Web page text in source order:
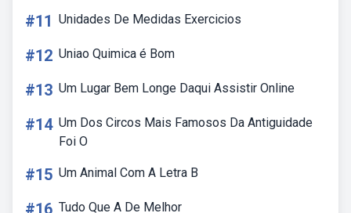
#11 Unidades De Medidas Exercicios
#12 Uniao Quimica é Bom
#13 Um Lugar Bem Longe Daqui Assistir Online
#14 Um Dos Circos Mais Famosos Da Antiguidade
Foi O
#15 Um Animal Com A Letra B
#16 Tudo Que A De Melhor